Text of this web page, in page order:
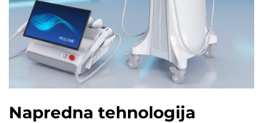
Napredna tehnologija